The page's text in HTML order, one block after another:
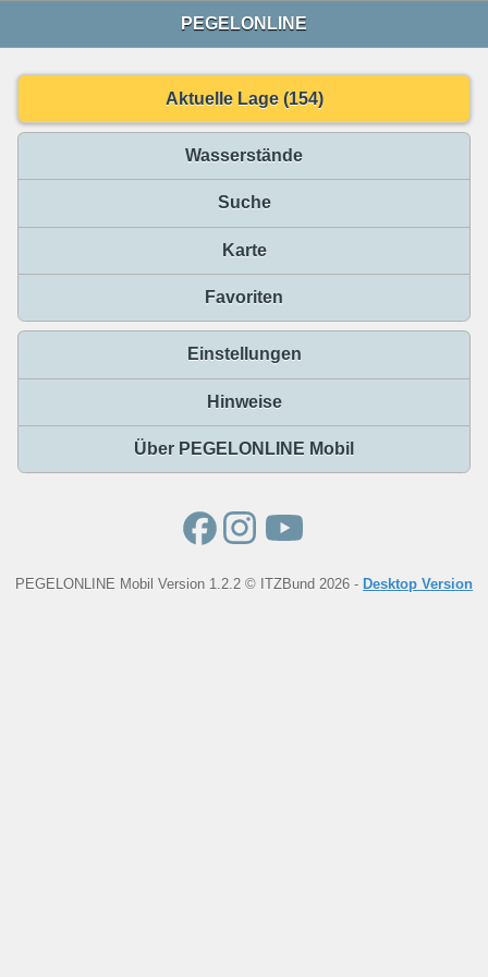
PEGELONLINE
Aktuelle Lage (154)
Wasserstände
Suche
Karte
Favoriten
Einstellungen
Hinweise
Über PEGELONLINE Mobil
PEGELONLINE Mobil Version 1.2.2 © ITZBund 2026 - Desktop Version